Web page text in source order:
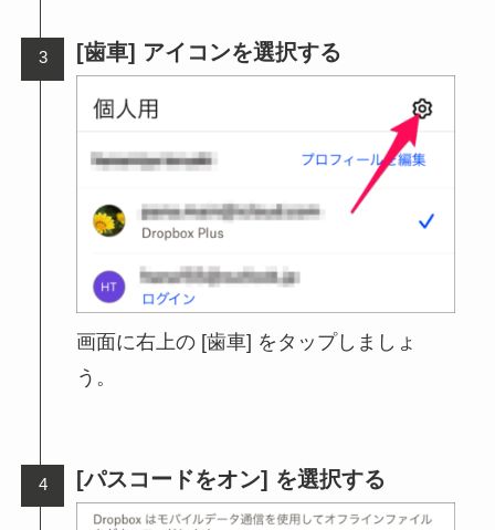
[歯車] アイコンを選択する
画面に右上の [歯車] をタップしましょ
う。
[パスコードをオン] を選択する